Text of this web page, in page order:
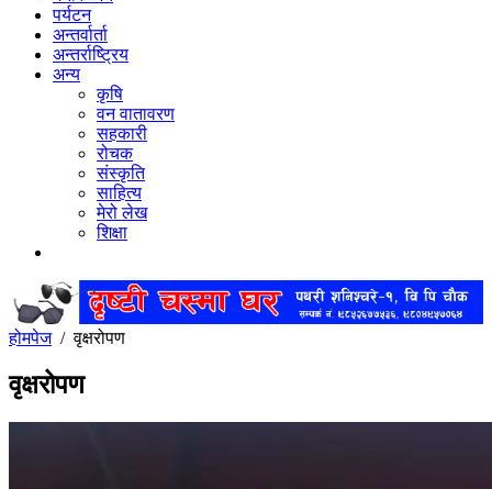
पर्यटन
अन्तर्वार्ता
अन्तर्राष्‍ट्रिय
अन्य
कृषि
वन वातावरण
सहकारी
रोचक
संस्कृति
साहित्य
मेरो लेख
शिक्षा
होमपेज/वृक्षरोपण
वृक्षरोपण